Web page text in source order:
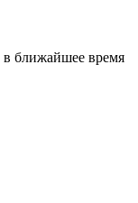
ближайшее время